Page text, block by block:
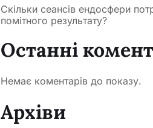
Скільки сеансів ендосфери
помітного результату?
Останні
Немає коментарів до показу.
Архіви